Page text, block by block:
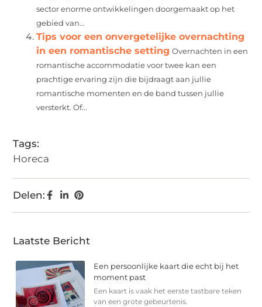
sector enorme ontwikkelingen doorgemaakt op het
gebied van...
Tips voor een onvergetelijke overnachting
in een romantische setting Overnachten in een
romantische accommodatie voor twee kan een
prachtige ervaring zijn die bijdraagt aan jullie
romantische momenten en de band tussen jullie
versterkt. Of...
Tags:
Horeca
Delen:
Laatste Bericht
Een persoonlijke kaart die echt bij het
moment past
Een kaart is vaak het eerste tastbare teken
van een grote gebeurtenis.